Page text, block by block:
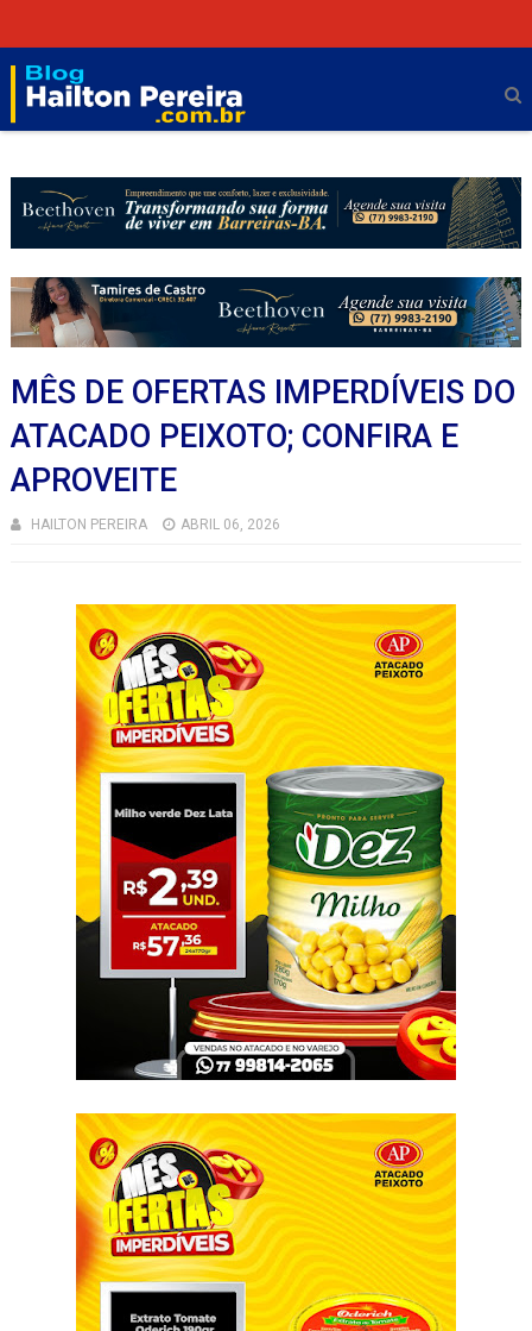
MÊS DE OFERTAS IMPERDÍVEIS DO
ATACADO PEIXOTO; CONFIRA E
APROVEITE
HAILTON PEREIRA ABRIL 06, 2026